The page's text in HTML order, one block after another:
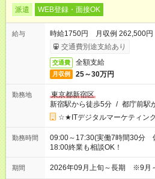
派遣 WEB登録・面接OK
給与
時給1750円 月収例 262,500円
交通費別途支給あり
交通費 全額支給
月収例 25～30万円
勤務地
東京都新宿区
新宿駅から徒歩5分 / 都庁前駅
☆★ITデジタルマーケティン
勤務時間
09:00～17:30(実働7時間30分
18:00終業も相談OK！
期間 2026年09月上旬～長期 ※9月